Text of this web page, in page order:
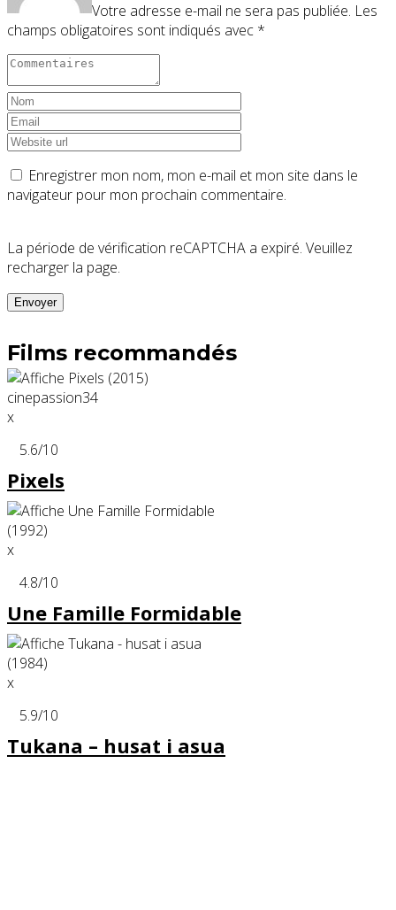
Votre adresse e-mail ne sera pas publiée. Les
champs obligatoires sont indiqués avec *
Enregistrer mon nom, mon e-mail et mon site dans le
navigateur pour mon prochain commentaire.
La période de vérification reCAPTCHA a expiré. Veuillez
recharger la page.
Films recommandés
x
5.6/10
Pixels
x
4.8/10
Une Famille Formidable
x
5.9/10
Tukana – husat i asua